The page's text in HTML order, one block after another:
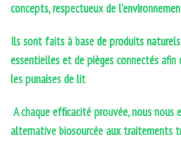
concepts, respectueux de
Ils sont faits à base de produits
essentielles et de pièges connectés
les punaises de lit
A chaque efficacité prouvée, nous nous
alternative biosourcée aux traitements